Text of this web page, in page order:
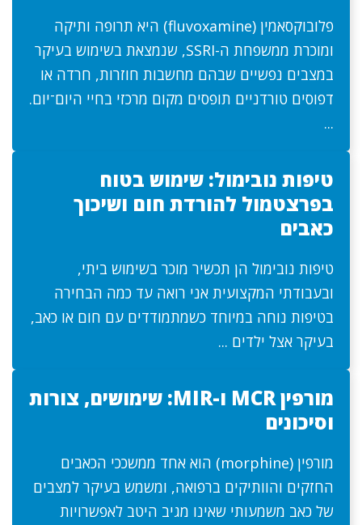
פלובוקסאמין (fluvoxamine) היא תרופה ותיקה
ומוכרת ממשפחת ה-SSRI, שנמצאת בשימוש בעיקר
במצבים נפשיים שבהם מחשבות חוזרות, חרדה או
דפוסים טורדניים תופסים מקום מרכזי בחיי היום־יום.
...
טיפות נובימול: שימוש בטוח
בפרצטמול להורדת חום ושיכוך
כאבים
טיפות נובימול הן תכשיר מוכר בשימוש ביתי,
ובעבודתי המקצועית אני רואה עד כמה הבחירה
בטיפות נוחה במיוחד כשמתמודדים עם חום או כאב,
בעיקר אצל ילדים ...
מורפין MCR ו-MIR: שימושים, צורות
וסיכונים
מורפין (morphine) הוא אחד ממשככי הכאבים
החזקים והוותיקים ברפואה, ומשמש בעיקר למצבים
של כאב משמעותי שאינו מגיב היטב לאפשרויות